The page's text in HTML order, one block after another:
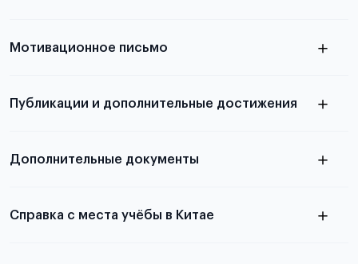
письма
письма
Мотивационное письмо
статье
Публикации и дополнительные достижения
Дополнительные документы
Справка с места учёбы в Китае